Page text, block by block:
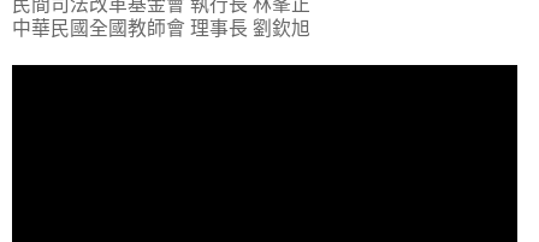
中華民國全國教師會 理事長 劉欽旭